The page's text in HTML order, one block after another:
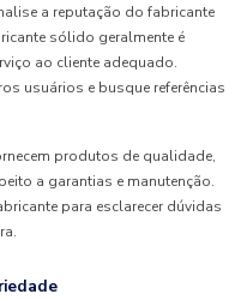
a reputação do fabricante
sólido geralmente é
ao cliente adequado.
usuários e busque referências
produtos de qualidade,
a garantias e manutenção.
para esclarecer dúvidas